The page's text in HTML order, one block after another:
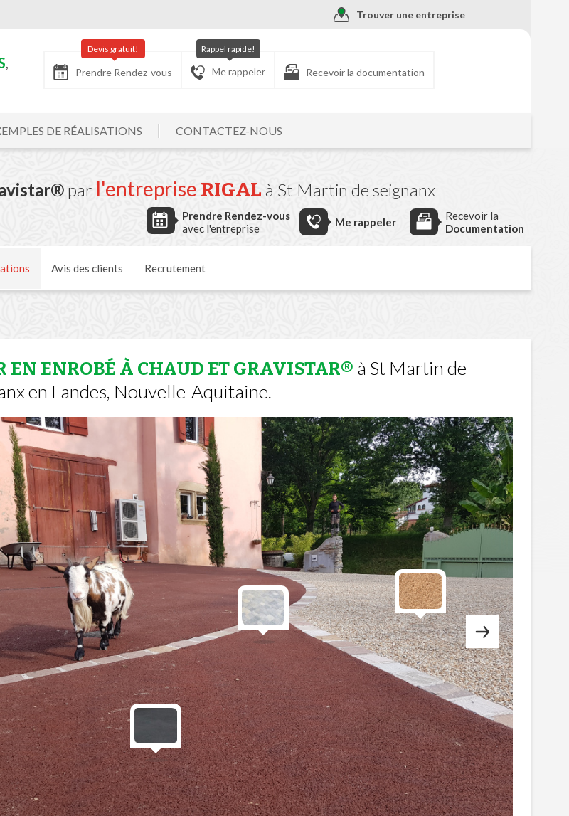
Trouver une entreprise
,
Prendre Rendez-vous
Devis gratuit!
Me rappeler
Rappel rapide!
Recevoir la documentation
DE RÉALISATIONS CONTACTEZ-NOUS
par l'entreprise RIGAL à St Martin de seignanx
Prendre Rendez-vous
avec l'entreprise
Me rappeler
Recevoir la
Documentation
Avis des clients Recrutement
EN ENROBÉ À CHAUD ET GRAVISTAR® à St Martin de
en Landes, Nouvelle-Aquitaine.